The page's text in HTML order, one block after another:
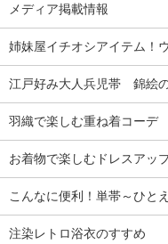
メディア掲載情報
姉妹屋イチオシアイテム！
江戸好み大人兵児帯 錦絵
羽織で楽しむ重ね着コーデ
お着物で楽しむドレスアッ
こんなに便利！単帯～ひと
注染レトロ浴衣のすすめ